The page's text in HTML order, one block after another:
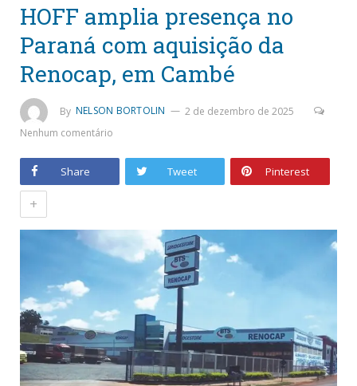
HOFF amplia presença no
Paraná com aquisição da
Renocap, em Cambé
By NELSON BORTOLIN
2 de dezembro de 2025
Nenhum comentário
Share Tweet Pinterest
+